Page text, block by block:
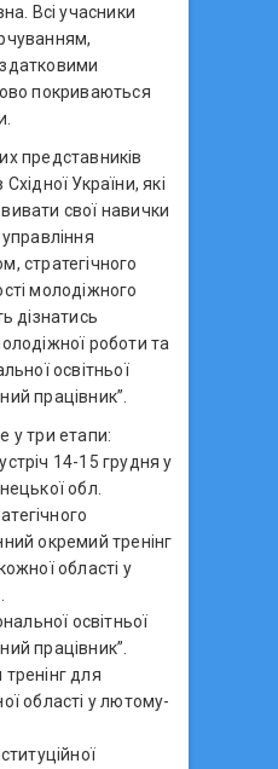
Всі учасники
покриваються
представників
України, які
свої навички
стратегічного
молодіжного
дізнатись
роботи та
освітньої
працівник”.
у три етапи:
14-15 грудня у
обл.
окремий тренінг
області у
освітньої
працівник”.
для
області у лютому-